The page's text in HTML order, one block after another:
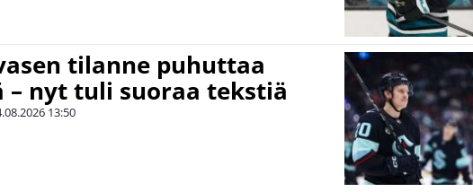
tilanne puhuttaa
– nyt tuli suoraa tekstiä
13:50